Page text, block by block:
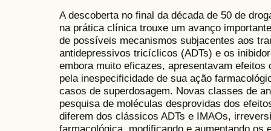
A descoberta no final da década de 50 de
na prática clínica trouxe um avanço
de possíveis mecanismos subjacentes aos
antidepressivos tricíclicos (ADTs) e os
embora muito eficazes, apresentavam
pela inespecificidade de sua ação
casos de superdosagem. Novas classes de
pesquisa de moléculas desprovidas dos
diferem dos clássicos ADTs e IMAOs,
farmacológica, modificando e aumentando os